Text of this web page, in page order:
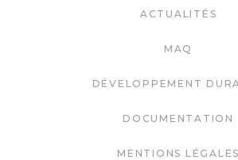
ACTUALITÉS
MAQ
DÉVELOPPEMENT
DOCUMENTATION
MENTIONS LÉGALES